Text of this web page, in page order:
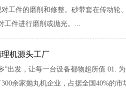
工件的磨削和修整。砂带套在传动轮
件进行磨削或抛光。...
机源头工厂
”出发，让每一台设备都物超所值 01.
余家抛丸机企业，占据全国40%的